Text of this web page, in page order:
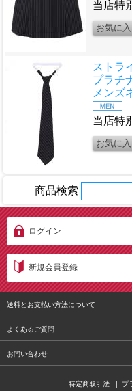
当店特
ストラ
プラチ
メンズ
当店特
商品検索
ログイン
新規会員登録
送料とお支払い方法について
よくあるご質問
お問い合わせ
特定商取引法 | プ